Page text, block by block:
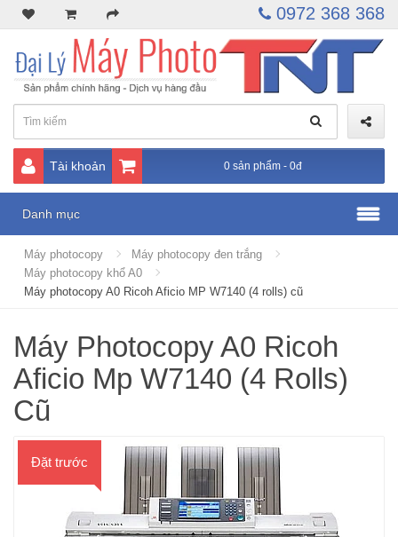
0972 368 368
Tài khoản 0 sản phẩm - 0đ
Danh mục
Máy photocopy
Máy photocopy đen trắng
Máy photocopy khổ A0
Máy photocopy A0 Ricoh Aficio MP W7140 (4 rolls) cũ
Máy Photocopy A0 Ricoh
Aficio Mp W7140 (4 Rolls)
Cũ
Đặt trước